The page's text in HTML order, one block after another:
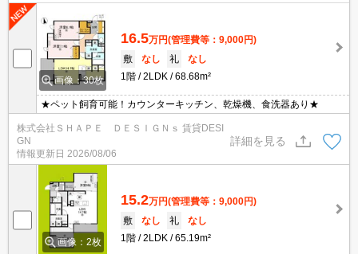
画像：30枚
16.5万円(管理費等：9,000円)
敷
なし 礼
なし
1階
2LDK 68.68m²
★ペット飼育可能！カウンターキッチン、乾燥機、食洗器あり★
株式会社ＳＨＡＰＥ ＤＥＳＩＧＮｓ 賃貸DESI
GN
情報更新日 2026/08/06
詳細を見る
画像：2枚
15.2万円(管理費等：9,000円)
敷
なし 礼
なし
1階
2LDK 65.19m²